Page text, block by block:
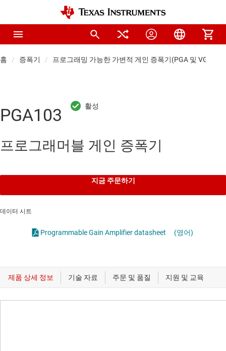
홈 증폭기 프로그래밍 가능한 가변적 게인 증폭기(PGA 및 VGA)
PGA103
프로그래머블 게인 증폭기
지금 주문하기
데이터 시트
Programmable Gain Amplifier datasheet (영어)